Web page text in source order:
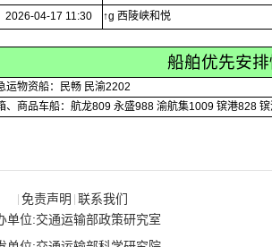
2026-04-17 11:30 ↑g 西陵峡和悦
船舶优先安
运物资船：民畅 民渝2202
、商品车船：航龙809 永盛988 渝航集1009 镔港828
| 免责声明 | 联系我们
单位:交通运输部政策研究室